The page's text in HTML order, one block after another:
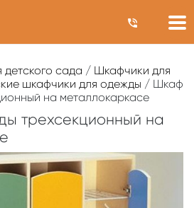
детского сада / Шкафчики для
шкафчики для одежды / Шкаф
на металлокаркасе
трехсекционный на